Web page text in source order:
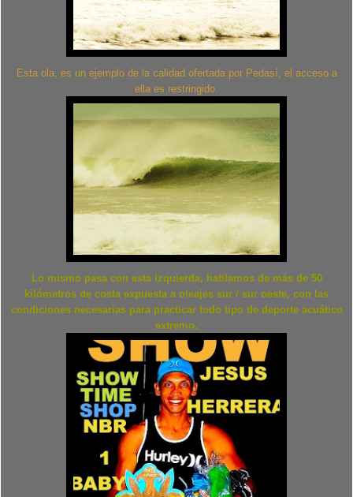
Esta ola, es un ejemplo de la calidad ofertada por Pedasí, el acceso a
ella es restringido.
Lo mismo pasa con esta izquierda, hablamos de más de 50
kilómetros de costa expuesta a oleajes sur / sur oeste, con las
condiciones necesarias para practicar todo tipo de deporte acuático
extremo.